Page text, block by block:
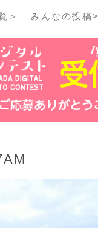
＞ みんなの投稿>